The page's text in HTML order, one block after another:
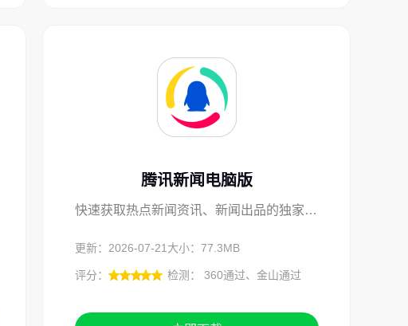
腾讯新闻电脑版
快速获取热点新闻资讯、新闻出品的独家内容
更新：2026-07-21 大小：77.3MB
评分： 检测： 360通过、金山通过